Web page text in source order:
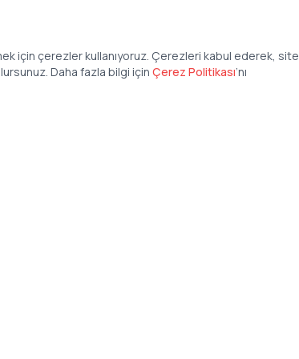
için çerezler kullanıyoruz. Çerezleri kabul ederek, site
Daha fazla bilgi için Çerez Politikası’nı